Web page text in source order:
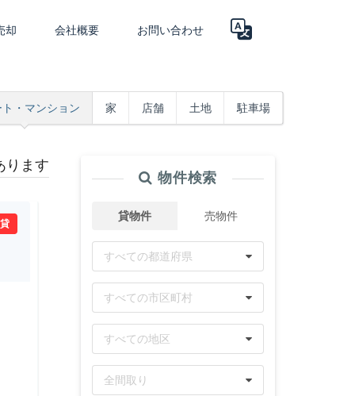
却 会社概要 お問い合わせ
・マンション 家 店舗 土地 駐車場
ります
物件検索
貸物件 売物件
すべての都道府県
すべての市区町村
すべての地区
全間取り